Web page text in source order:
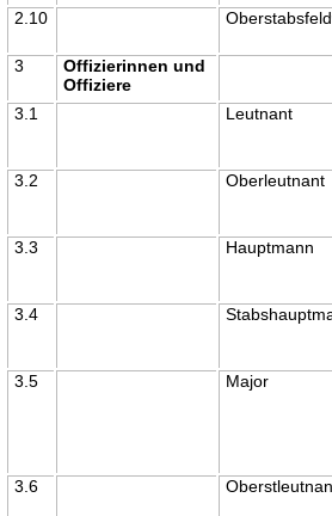
2.10
3
Offizierinnen und
Offiziere
3.1
Leutnant
3.2
Oberleutnant
3.3
Hauptmann
3.4
3.5
Major
3.6